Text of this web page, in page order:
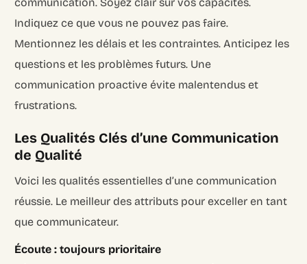
Indiquez ce que vous ne pouvez pas faire.
Mentionnez les délais et les contraintes. Anticipez les
questions et les problèmes futurs. Une
communication proactive évite malentendus et
frustrations.
Les Qualités Clés d’une Communication
de Qualité
Voici les qualités essentielles d’une communication
réussie. Le meilleur des attributs pour exceller en tant
que communicateur.
Écoute : toujours prioritaire